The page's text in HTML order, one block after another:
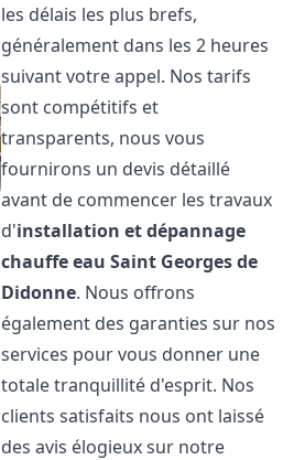
les délais les plus brefs,
généralement dans les 2 heures
suivant votre appel. Nos tarifs
sont compétitifs et
transparents, nous vous
fournirons un devis détaillé
avant de commencer les travaux
d'installation et dépannage
chauffe eau Saint Georges de
Didonne. Nous offrons
également des garanties sur nos
services pour vous donner une
totale tranquillité d'esprit. Nos
clients satisfaits nous ont laissé
des avis élogieux sur notre